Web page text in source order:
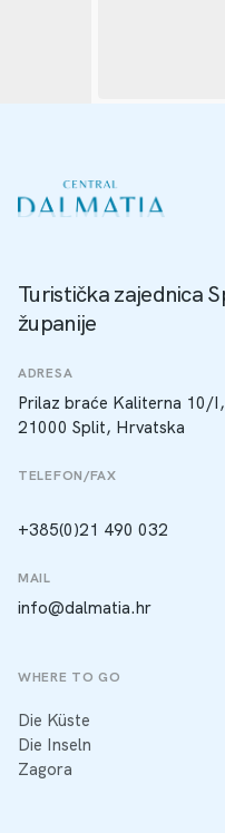
Turistička zajednica
županije
ADRESA
Prilaz braće Kaliterna 10/
21000 Split, Hrvatska
TELEFON/FAX
+385(0)21 490 032
MAIL
info@dalmatia.hr
WHERE TO GO
Die Küste
Die Inseln
Zagora